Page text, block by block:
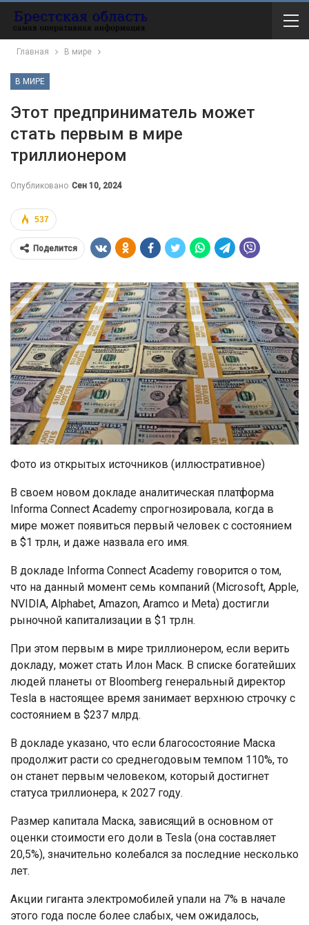
Главная В мире
В МИРЕ
Этот предприниматель может
стать первым в мире
триллионером
Опубликовано Сен 10, 2024
537
Поделится
Фото из открытых источников (иллюстративное)
В своем новом докладе аналитическая платформа
Informa Connect Academy спрогнозировала, когда в
мире может появиться первый человек с состоянием
в $1 трлн, и даже назвала его имя.
В докладе Informa Connect Academy говорится о том,
что на данный момент семь компаний (Microsoft, Apple,
NVIDIA, Alphabet, Amazon, Aramco и Meta) достигли
рыночной капитализации в $1 трлн.
При этом первым в мире триллионером, если верить
докладу, может стать Илон Маск. В списке богатейших
людей планеты от Bloomberg генеральный директор
Tesla в настоящее время занимает верхнюю строчку с
состоянием в $237 млрд.
В докладе указано, что если благосостояние Маска
продолжит расти со среднегодовым темпом 110%, то
он станет первым человеком, который достигнет
статуса триллионера, к 2027 году.
Размер капитала Маска, зависящий в основном от
оценки стоимости его доли в Tesla (она составляет
20,5%), значительно колебался за последние несколько
лет.
Акции гиганта электромобилей упали на 7% в начале
этого года после более слабых, чем ожидалось,